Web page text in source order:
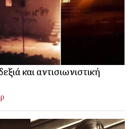
και αντισιωνιστική